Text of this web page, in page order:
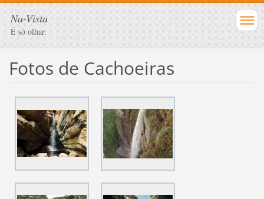
Na-Vista
É só olhar.
Fotos de Cachoeiras